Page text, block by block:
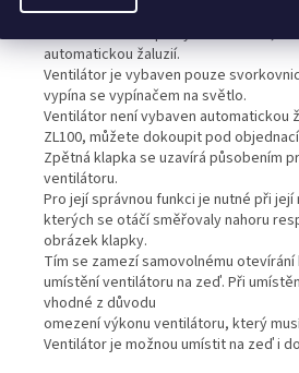
automatickou žaluzií.
Ventilátor je vybaven pouze
vypína se vypínačem na světlo.
Ventilátor není vybaven automatickou
ZL100, můžete dokoupit pod
Zpětná klapka se uzavírá působením
ventilátoru.
Pro její správnou funkci je nutné při
kterých se otáčí směřovaly nahoru
obrázek klapky.
Tím se zamezí samovolnému
umístění ventilátoru na zeď. Při
vhodné z důvodu
omezení výkonu ventilátoru, který
Ventilátor je možnou umístit na zeď i